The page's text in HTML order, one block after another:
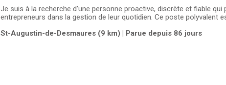
Je suis à la recherche d'une personne proactive, discrète et fiable
entrepreneurs dans la gestion de leur quotidien. Ce poste polyvalent
qu’à la maison.Aperçu
St-Augustin-de-Desmaures (9 km) | Parue depuis 86 jours